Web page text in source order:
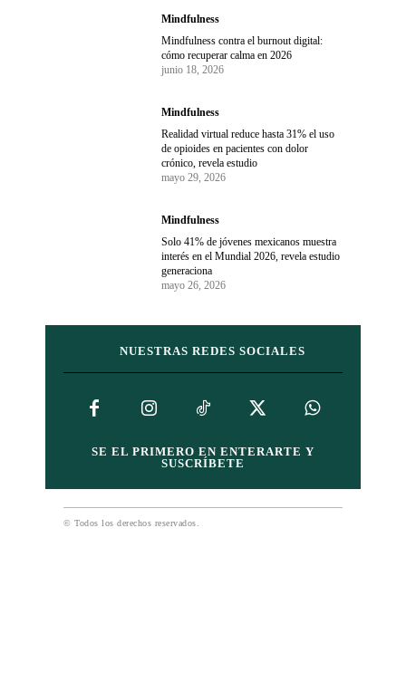
Mindfulness
Mindfulness contra el burnout digital:
cómo recuperar calma en 2026
junio 18, 2026
Mindfulness
Realidad virtual reduce hasta 31% el uso
de opioides en pacientes con dolor
crónico, revela estudio
mayo 29, 2026
Mindfulness
Solo 41% de jóvenes mexicanos muestra
interés en el Mundial 2026, revela estudio
generaciona
mayo 26, 2026
NUESTRAS REDES SOCIALES
SE EL PRIMERO EN ENTERARTE Y
SUSCRÍBETE
© Todos los derechos reservados.